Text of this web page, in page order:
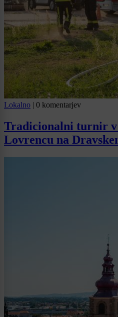
Lokalno 0 komentarjev
Tradicionalni turnir
Lovrencu na